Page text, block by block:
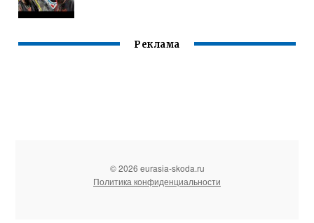
Реклама
© 2026 eurasia-skoda.ru
Политика конфиденциальности